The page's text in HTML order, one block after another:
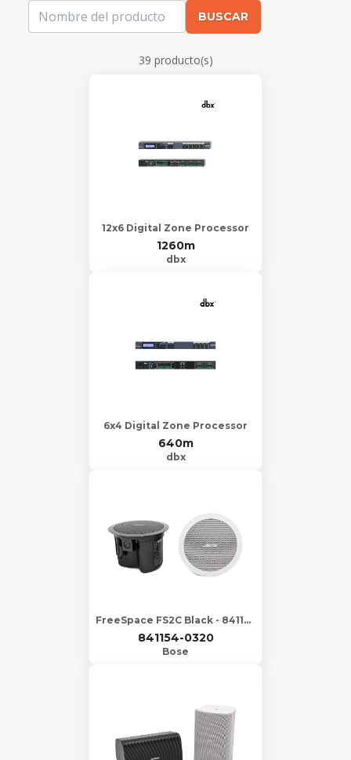
BUSCAR
39 producto(s)
12x6 Digital Zone Processor
1260m
dbx
6x4 Digital Zone Processor
640m
dbx
FreeSpace FS2C Black - 841154-0310
841154-0320
Bose